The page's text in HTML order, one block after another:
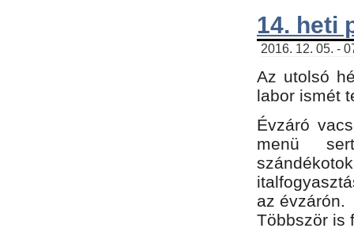
14. heti
2016. 12. 05. -
Az utolsó
labor ismét
Évzáró
menü
az évzárón.
Többször is